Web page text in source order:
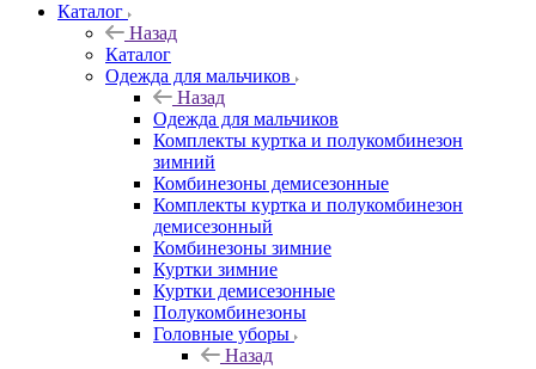
Каталог
Назад
Каталог
Одежда для мальчиков
Назад
Одежда для мальчиков
Комплекты куртка и полукомбинезон
зимний
Комбинезоны демисезонные
Комплекты куртка и полукомбинезон
демисезонный
Комбинезоны зимние
Куртки зимние
Куртки демисезонные
Полукомбинезоны
Головные уборы
Назад